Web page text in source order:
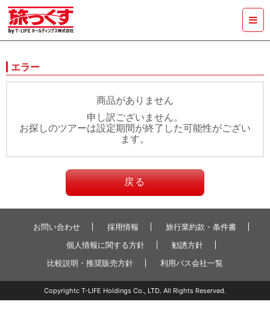
エラー
商品がありません
申し訳ございません。
お探しのツアーは設定期間が終了した可能性がござい
ます。
戻る
お問い合わせ 採用情報
旅行業約款・条件書
個人情報に関する方針
勧誘方針
比較説明・推奨販売方針
利用バス会社一覧
Copyrightc T-LIFE Holdings Co., LTD. All Rights Reserved.